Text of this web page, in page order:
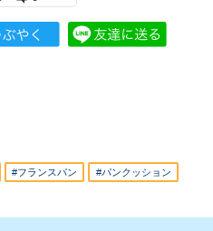
#フランスパン #パンクッション